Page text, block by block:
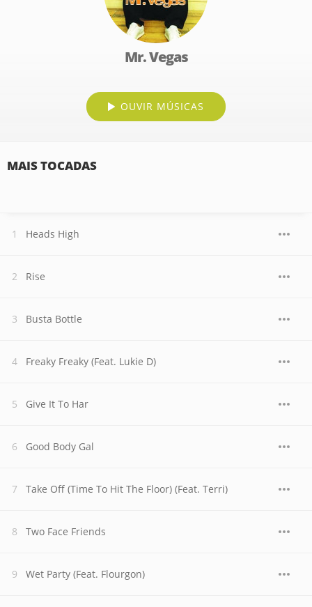
Mr. Vegas
OUVIR MÚSICAS
MAIS TOCADAS
Heads High
Rise
Busta Bottle
Freaky Freaky (Feat. Lukie D)
Give It To Har
Good Body Gal
Take Off (Time To Hit The Floor) (Feat. Terri)
Two Face Friends
Wet Party (Feat. Flourgon)